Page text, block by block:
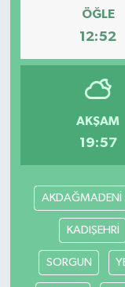
ÖĞLE
12:52
AKŞAM
19:57
AKDAĞMADENİ
KADIŞEHRİ
SORGUN